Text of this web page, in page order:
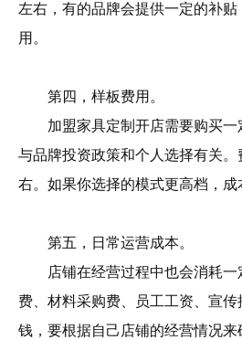
左右，有的品牌会提供一定的补
用。
第四，样板费用。
加盟家具定制开店需要购买
与品牌投资政策和个人选择有关
右。如果你选择的模式更高档，成
第五，日常运营成本。
店铺在经营过程中也会消耗
费、材料采购费、员工工资、宣
钱，要根据自己店铺的经营情况